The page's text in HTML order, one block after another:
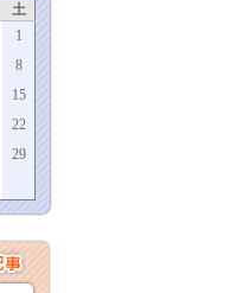
土
1
8
15
22
29